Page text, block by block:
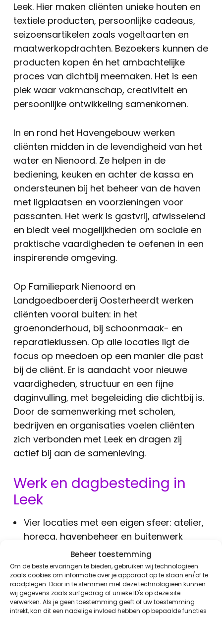
Beheer toestemming
Om de beste ervaringen te bieden, gebruiken wij technologieën
zoals cookies om informatie over je apparaat op te slaan en/of te
raadplegen. Door in te stemmen met deze technologieën kunnen
wij gegevens zoals surfgedrag of unieke ID's op deze site
verwerken. Als je geen toestemming geeft of uw toestemming
intrekt, kan dit een nadelige invloed hebben op bepaalde functies
Leek. Hier maken cliënten unieke houten en
textiele producten, persoonlijke cadeaus,
seizoensartikelen zoals vogeltaarten en
maatwerkopdrachten. Bezoekers kunnen de
producten kopen én het ambachtelijke
proces van dichtbij meemaken. Het is een
plek waar vakmanschap, creativiteit en
persoonlijke ontwikkeling samenkomen.
In en rond het Havengebouw werken
cliënten midden in de levendigheid van het
water en Nienoord. Ze helpen in de
bediening, keuken en achter de kassa en
ondersteunen bij het beheer van de haven
met ligplaatsen en voorzieningen voor
passanten. Het werk is gastvrij, afwisselend
en biedt veel mogelijkheden om sociale en
praktische vaardigheden te oefenen in een
inspirerende omgeving.
Op Familiepark Nienoord en
Landgoedboerderij Oosterheerdt werken
cliënten vooral buiten: in het
groenonderhoud, bij schoonmaak- en
reparatieklussen. Op alle locaties ligt de
focus op meedoen op een manier die past
bij de cliënt. Er is aandacht voor nieuwe
vaardigheden, structuur en een fijne
daginvulling, met begeleiding die dichtbij is.
Door de samenwerking met scholen,
bedrijven en organisaties voelen cliënten
zich verbonden met Leek en dragen zij
actief bij aan de samenleving.
Werk en dagbesteding in
Leek
Vier locaties met een eigen sfeer: atelier,
horeca, havenbeheer en buitenwerk
Activiteiten die aansluiten op ieders
talenten en mogelijkheden
Creatief werk in Atelier Twinkel met hout,
textiel en seizoensproducten
Gastvrij werk in het Havengebouw,